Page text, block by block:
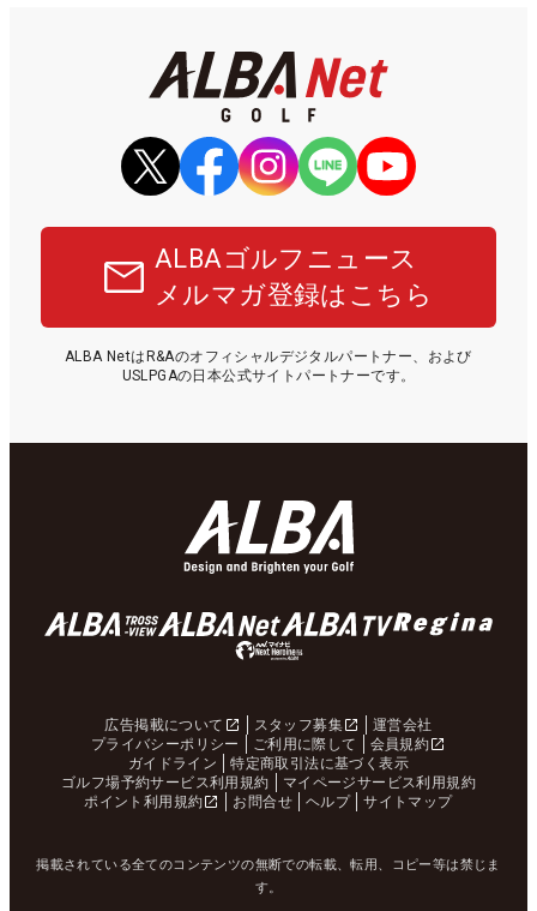
ALBAゴルフニュース
メルマガ登録はこちら
ALBA NetはR&Aのオフィシャルデジタルパートナー、および
USLPGAの日本公式サイトパートナーです。
広告掲載について スタッフ募集
運営会社
プライバシーポリシー
ご利用に際して
会員規約
ガイドライン
特定商取引法に基づく表示
ゴルフ場予約サービス利用規約
マイページサービス利用規約
ポイント利用規約
お問合せ ヘルプ サイトマップ
掲載されている全てのコンテンツの無断での転載、転用、コピー等は禁じま
す。